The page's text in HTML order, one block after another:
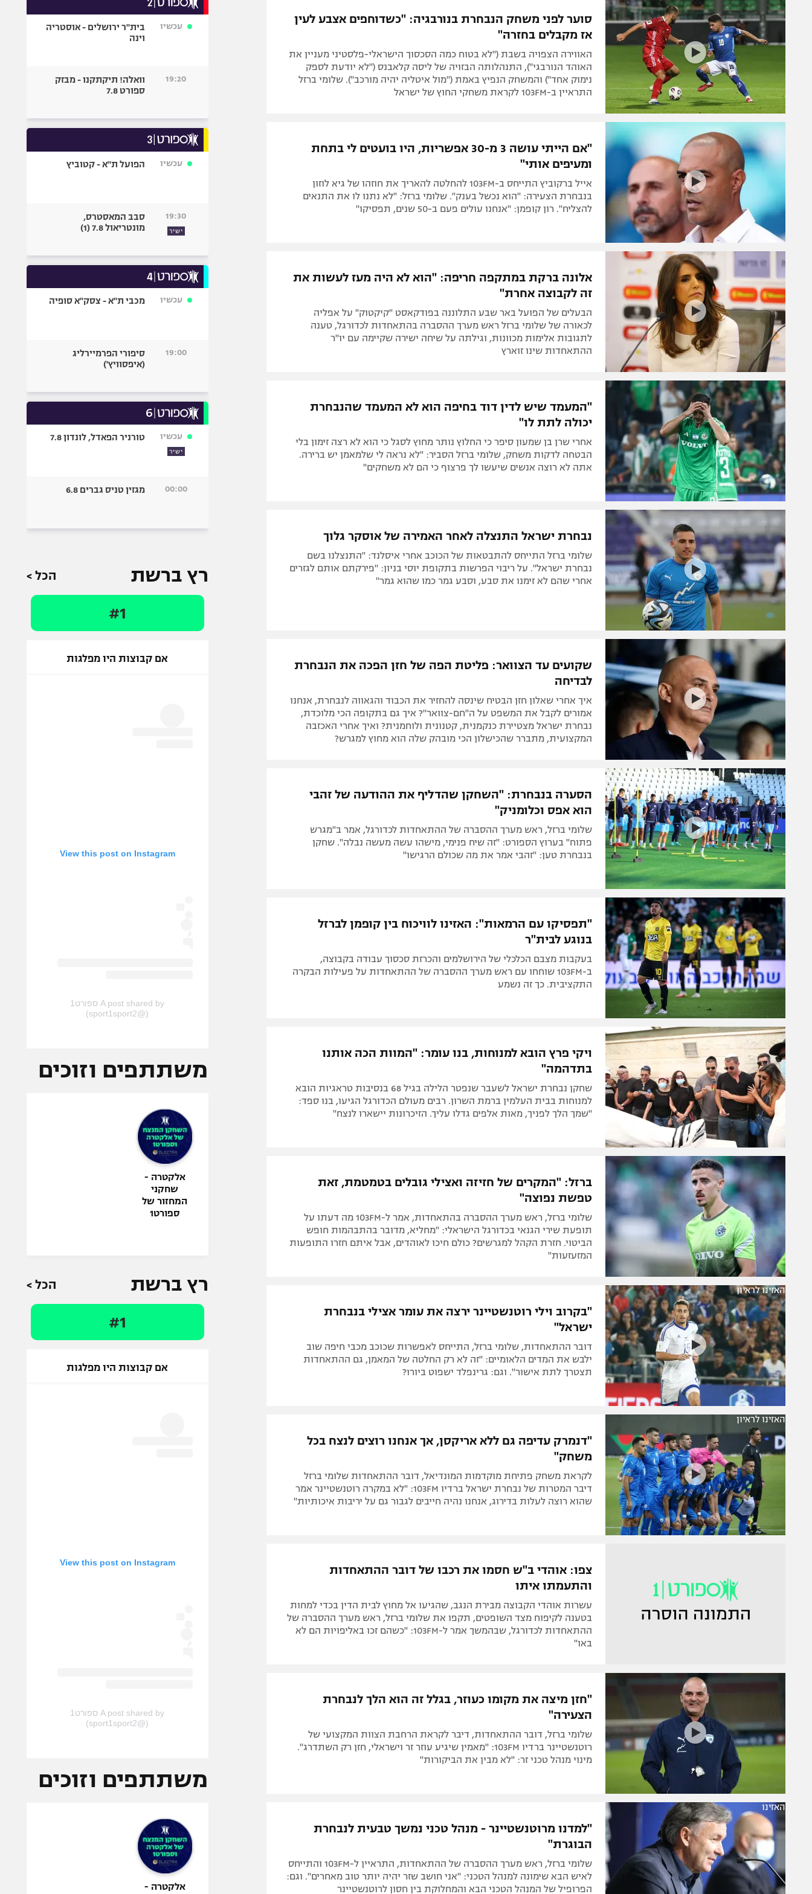
תקנון משתתפים וזוכים בפרסים
תקנון עבור פעילות אלקטרה
תקנון עבור פעילות ספורט 1 – "מרלן"
טניס
גיימינג E-Sports
תנאי שימוש
מדיניות פרטיות
תקנון פעילות ספורט 1
רשיון להקרנה פומבית לבית עסק
הצטרפות לחבילת הערוצים
לוח דרושים – ג'ובנט
תגיות
המגזין
הפועל חיפה
מכבי נתניה
בני יהודה
ספורט מוטורי
בייסבול MLB
גיימינג E-Sports
סוער לפני משחק הנבחרת בנורבגיה: "כשדוחפים אצבע לעין
אז מקבלים בחזרה"
האווירה הצפויה בשבת ("לא בטוח כמה הסכסוך הישראלי-פלסטיני מעניין את
האוהד הנורבגי"), התנהלותה הבזויה של ליסה קלאבנס ("לא יודעת לספק
נימוק אחד") והמשחק הנפיץ באמת ("מול איטליה יהיה מורכב"). שלומי ברזל
התראיין ב-103FM לקראת משחקי החוץ של ישראל
"אם הייתי עושה 3 מ-30 אפשריות, היו בועטים לי בתחת
ומעיפים אותי"
אייל ברקוביץ התייחס ב-103FM להחלטה להאריך את חוזהו של גיא לוזון
בנבחרת הצעירה: "הוא נכשל בענק". שלומי ברזל: "לא נתנו לו את התנאים
להצליח". רון קופמן: "אנחנו עולים פעם ב-50 שנים, תפסיקו"
אלונה ברקת במתקפה חריפה: "הוא לא היה מעז לעשות את
זה לקבוצה אחרת"
הבעלים של הפועל באר שבע התלוננה בפודקאסט "קיקטוק" על אפליה
לכאורה של שלומי ברזל ראש מערך ההסברה בהתאחדות לכדורגל, טענה
לתגובות אלימות מכוונות, וגילתה על שיחה ישירה שקיימה עם יו"ר
ההתאחדות שינו זוארץ
"המעמד שיש לדין דוד בחיפה הוא לא המעמד שהנבחרת
יכולה לתת לו"
אחרי שרן בן שמעון סיפר כי החלוץ נותר מחוץ לסגל כי הוא לא רצה זימון בלי
הבטחה לדקות משחק, שלומי ברזל הסביר: "לא נראה לי שלמאמן יש ברירה.
אתה לא רוצה אנשים שיעשו לך פרצוף כי הם לא משחקים"
נבחרת ישראל התנצלה לאחר האמירה של אוסקר גלוך
שלומי ברזל התייחס להתבטאות של הכוכב אחרי איסלנד: "התנצלנו בשם
נבחרת ישראל". על ריבוי הפרשות בתקופת יוסי בניון: "פירקתם אותם לגזרים
אחרי שהם לא זימנו את סבע, וסבע גמר כמו שהוא גמר"
שקועים עד הצוואר: פליטת הפה של חזן הפכה את הנבחרת
לבדיחה
איך אחרי שאלון חזן הבטיח שינסה להחזיר את הכבוד והגאווה לנבחרת, אנחנו
אמורים לקבל את המשפט על ה"חם-צוואר"? איך גם בתקופה הכי מלוכדת,
נבחרת ישראל מצטיירת כנקמנית, קטנונית ולוחמנית? ואיך אחרי האכזבה
המקצועית, מתברר שהכישלון הכי מובהק שלה הוא מחוץ למגרש?
הסערה בנבחרת: "השחקן שהדליף את ההודעה של זהבי
הוא אפס וכלומניק"
שלומי ברזל, ראש מערך ההסברה של ההתאחדות לכדורגל, אמר ב"מגרש
פתוח" בערוץ הספורט: "זה שיח פנימי, מישהו עשה מעשה נבלה". שחקן
בנבחרת טען: "זהבי אמר את מה שכולם הרגישו"
"תפסיקו עם הרמאות": האזינו לוויכוח בין קופמן לברזל
בנוגע לבית"ר
בעקבות מצבם הכלכלי של הירושלמים והכרזת סכסוך עבודה בקבוצה,
ב-103FM שוחחו עם ראש מערך ההסברה של ההתאחדות על פעילות הבקרה
התקציבית. כך זה נשמע
ויקי פרץ הובא למנוחות, בנו עומר: "המוות הכה אותנו
בתדהמה"
שחקן נבחרת ישראל לשעבר שנפטר הלילה בגיל 68 בנסיבות טראגיות הובא
למנוחות בבית העלמין ברמת השרון. רבים מעולם הכדורגל הגיעו, בנו ספד:
"שמך הלך לפניך, מאות אלפים גדלו עליך. הזיכרונות יישארו לנצח"
ברזל: "המקרים של חזיזה ואצילי גובלים בטמטמת, זאת
טפשת נפוצה"
שלומי ברזל, ראש מערך ההסברה בהתאחדות, אמר ל-103FM מה דעתו על
תופעת שירי הגנאי בכדורגל הישראלי: "מחליא, מדובר בהתבהמות חופש
הביטוי. חזרת הקהל למגרשים? כולם חיכו לאוהדים, אבל איתם חזרו התופעות
המזעזעות"
האזינו לראיון
"בקרוב וילי רוטנשטיינר ירצה את עומר אצילי בנבחרת
ישראל"
דובר ההתאחדות, שלומי ברזל, התייחס לאפשרות שכוכב מכבי חיפה שוב
ילבש את המדים הלאומיים: "זה לא רק החלטה של המאמן, גם ההתאחדות
תצטרך לתת אישור". וגם: גרינפלד ישפוט ביורו?
האזינו לראיון
"דנמרק עדיפה גם ללא אריקסן, אך אנחנו רוצים לנצח בכל
משחק"
לקראת משחק פתיחת מוקדמות המונדיאל, דובר ההתאחדות שלומי ברזל
דיבר המטרות של נבחרת ישראל ברדיו 103FM: "לא במקרה רוטנשטיינר אמר
שהוא רוצה לעלות בדירוג, אנחנו נהיה חייבים לגבור גם על יריבות איכותיות"
צפו: אוהדי ב"ש חסמו את רכבו של דובר ההתאחדות
והתעמתו איתו
עשרות אוהדי הקבוצה מבירת הנגב, שהגיעו אל מחוץ לבית הדין בכדי למחות
בטענה לקיפוח מצד השופטים, תקפו את שלומי ברזל, ראש מערך ההסברה של
ההתאחדות לכדורגל, שבהמשך אמר ל-103FM: "כשהם זכו באליפויות הם לא
באו"
"חזן מיצה את מקומו כעוזר, בגלל זה הוא הלך לנבחרת
הצעירה"
שלומי ברזל, דובר ההתאחדות, דיבר לקראת הרחבת הצוות המקצועי של
רוטנשטיינר ברדיו 103FM: "מאמין שיגיע עוזר זר וישראלי, חזן רק השתדרג".
מינוי מנהל טכני זר: "לא מבין את הביקורות"
האזינו
"למדנו מרוטנשטיינר - מנהל טכני נמשך טבעית לנבחרת
הבוגרת"
שלומי ברזל, ראש מערך ההסברה של ההתאחדות, התראיין ל-103FM והתייחס
לאיש הבא שימונה למנהל הטכני: "אני חושב שזר יהיה יותר טוב מאחרים". וגם:
הפרופיל של המנהל הטכני הבא והמחלוקת בין חסון לרוטנשטיינר
עכשיו
בית"ר ירושלים - אוסטריה
וינה
19:20
וואלה! תיקתקנו - מבזק
ספורט 7.8
עכשיו הפועל ת"א - קטוביץ
19:30
ישיר
סבב המאסטרס,
מונטריאול 7.8 (1)
עכשיו מכבי ת"א - צסק"א סופיה
19:00
סיפורי הפרמיירליג
(איפסוויץ')
עכשיו
ישיר
טורניר הפאדל, לונדון 7.8
00:00 מגזין טניס גברים 6.8
רץ ברשת הכל >
#1
אם קבוצות היו מפלגות
View this post on Instagram
A post shared by ספורט1
(@sport1sport2)
משתתפים וזוכים
אלקטרה -
שחקני
המחזור של
ספורט1
רץ ברשת הכל >
#1
אם קבוצות היו מפלגות
View this post on Instagram
A post shared by ספורט1
(@sport1sport2)
משתתפים וזוכים
אלקטרה -